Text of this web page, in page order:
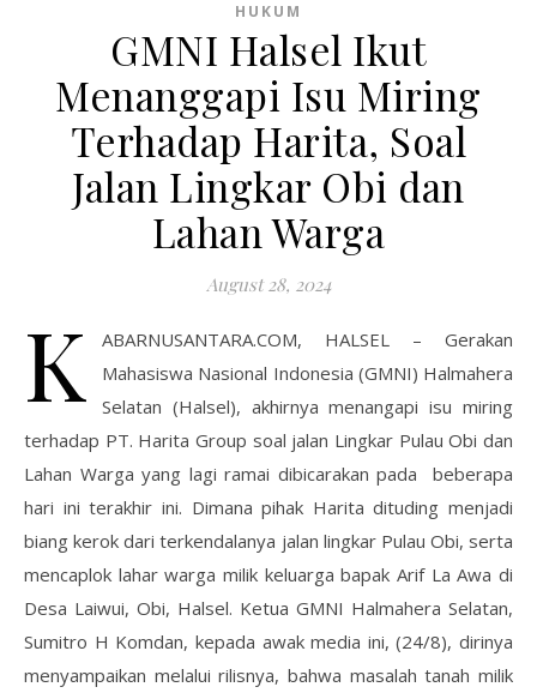
HUKUM
GMNI Halsel Ikut
Menanggapi Isu Miring
Terhadap Harita, Soal
Jalan Lingkar Obi dan
Lahan Warga
August 28, 2024
K
ABARNUSANTARA.COM, HALSEL – Gerakan
Mahasiswa Nasional Indonesia (GMNI) Halmahera
Selatan (Halsel), akhirnya menangapi isu miring
terhadap PT. Harita Group soal jalan Lingkar Pulau Obi dan
Lahan Warga yang lagi ramai dibicarakan pada beberapa
hari ini terakhir ini. Dimana pihak Harita dituding menjadi
biang kerok dari terkendalanya jalan lingkar Pulau Obi, serta
mencaplok lahar warga milik keluarga bapak Arif La Awa di
Desa Laiwui, Obi, Halsel. Ketua GMNI Halmahera Selatan,
Sumitro H Komdan, kepada awak media ini, (24/8), dirinya
menyampaikan melalui rilisnya, bahwa masalah tanah milik